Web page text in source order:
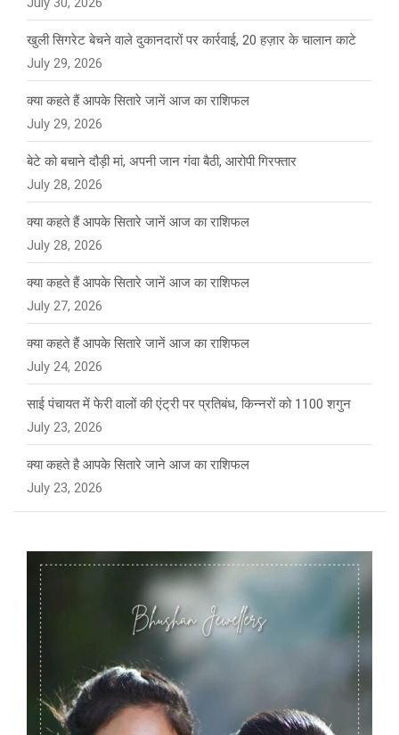
खुली सिगरेट बेचने वाले दुकानदारों पर कार्रवाई, 20 हज़ार के चालान काटे
July 29, 2026
क्या कहते हैं आपके सितारे जानें आज का राशिफल
July 29, 2026
बेटे को बचाने दौड़ी मां, अपनी जान गंवा बैठी, आरोपी गिरफ्तार
July 28, 2026
क्या कहते हैं आपके सितारे जानें आज का राशिफल
July 28, 2026
क्या कहते हैं आपके सितारे जानें आज का राशिफल
July 27, 2026
क्या कहते हैं आपके सितारे जानें आज का राशिफल
July 24, 2026
साई पंचायत में फेरी वालों की एंट्री पर प्रतिबंध, किन्नरों को 1100 शगुन
July 23, 2026
क्या कहते है आपके सितारे जाने आज का राशिफल
July 23, 2026